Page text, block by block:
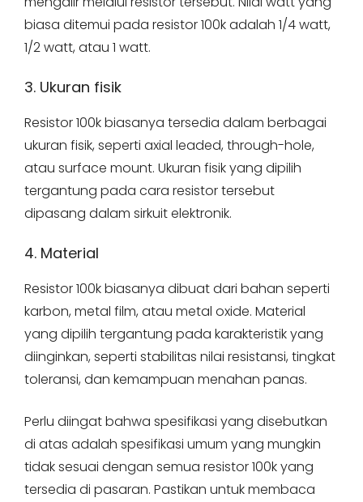
biasa ditemui pada resistor 100k adalah 1/4 watt,
1/2 watt, atau 1 watt.
3. Ukuran fisik
Resistor 100k biasanya tersedia dalam berbagai
ukuran fisik, seperti axial leaded, through-hole,
atau surface mount. Ukuran fisik yang dipilih
tergantung pada cara resistor tersebut
dipasang dalam sirkuit elektronik.
4. Material
Resistor 100k biasanya dibuat dari bahan seperti
karbon, metal film, atau metal oxide. Material
yang dipilih tergantung pada karakteristik yang
diinginkan, seperti stabilitas nilai resistansi, tingkat
toleransi, dan kemampuan menahan panas.
Perlu diingat bahwa spesifikasi yang disebutkan
di atas adalah spesifikasi umum yang mungkin
tidak sesuai dengan semua resistor 100k yang
tersedia di pasaran. Pastikan untuk membaca